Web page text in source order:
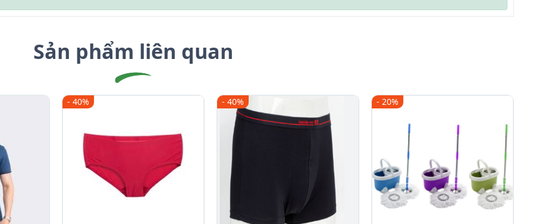
Sản phẩm liên quan
- 40% - 40% - 20%